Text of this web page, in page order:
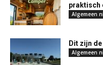
praktisch
Algemeen
Dit zijn
Algemeen